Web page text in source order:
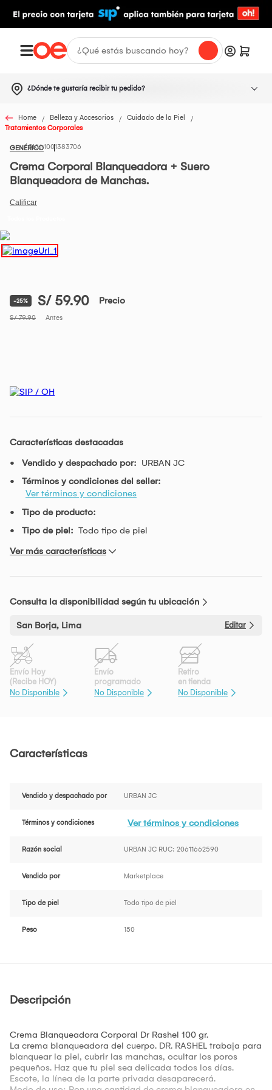
¿Dónde te gustaría recibir tu pedido?
Home Belleza y Accesorios
Cuidado de la Piel
Tratamientos Corporales
GENÉRICO1001383706
Crema Corporal Blanqueadora + Suero
Blanqueadora de Manchas.
-25% S/ 59.90 Precio
S/ 79.90 Antes
Características destacadas
Vendido y despachado por: URBAN JC
Términos y condiciones del seller:
Ver términos y condiciones
Tipo de producto:
Tipo de piel: Todo tipo de piel
Ver más características
Consulta la disponibilidad según tu ubicación
San Borja, Lima Editar
Envío Hoy
(Recibe HOY)
No Disponible
Envío
programado
No Disponible
Retiro
en tienda
No Disponible
Características
Vendido y despachado por URBAN JC
Términos y condiciones Ver términos y condiciones
Razón social URBAN JC RUC: 20611662590
Vendido por Marketplace
Tipo de piel Todo tipo de piel
Peso 150
Descripción
Crema Blanqueadora Corporal Dr Rashel 100 gr.
La crema blanqueadora del cuerpo. DR. RASHEL trabaja para
blanquear la piel, cubrir las manchas, ocultar los poros
pequeños. Haz que tu piel sea delicada todos los días.
Escote, la línea de la parte privada desaparecerá.